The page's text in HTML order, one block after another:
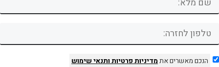
הנכם מאשרים אתמדיניות פרטיותותנאי שימוש